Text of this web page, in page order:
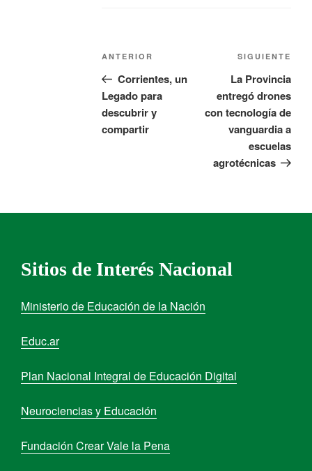
ANTERIOR
Corrientes, un
Legado para
descubrir y
compartir
SIGUIENTE
La Provincia
entregó drones
con tecnología de
vanguardia a
escuelas
agrotécnicas
Sitios de Interés Nacional
Ministerio de Educación de la Nación
Educ.ar
Plan Nacional Integral de Educación Digital
Neurociencias y Educación
Fundación Crear Vale la Pena